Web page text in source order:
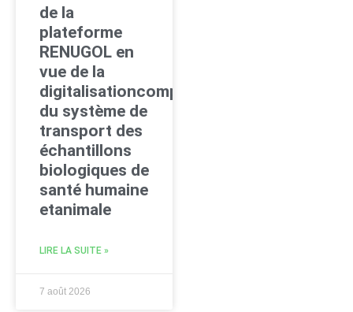
de la
plateforme
RENUGOL en
vue de la
digitalisationcomplète
du système de
transport des
échantillons
biologiques de
santé humaine
etanimale
LIRE LA SUITE »
7 août 2026